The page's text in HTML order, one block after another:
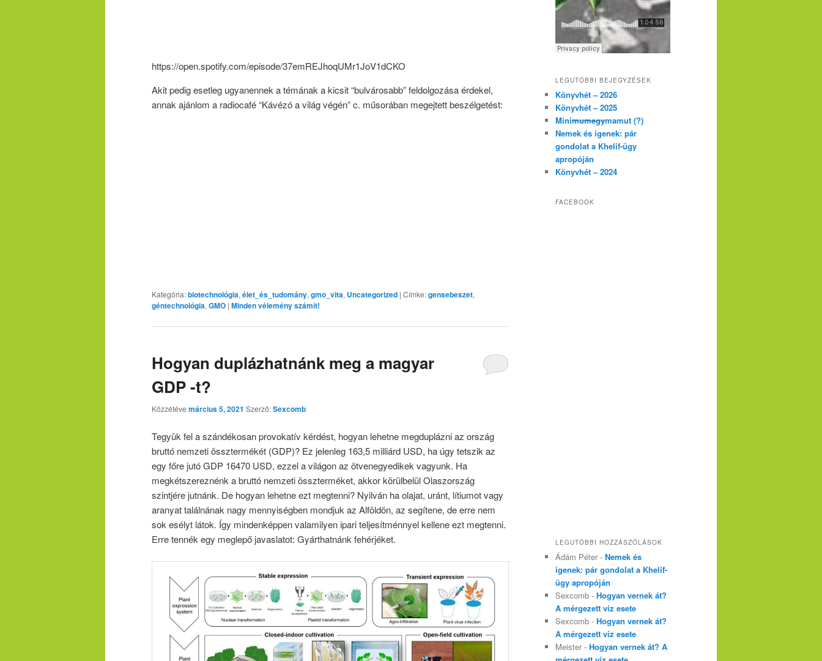
https://open.spotify.com/episode/37emREJhoqUMr1JoV1dCKO
Akit pedig esetleg ugyanennek a témának a kicsit “bulvárosabb” feldolgozása érdekel,
annak ajánlom a radiocafé “Kávézó a világ végén” c. műsorában megejtett beszélgetést:
Kategória:biotechnológia, élet_és_tudomány, gmo_vita, Uncategorized | Címke:gensebeszet,
géntechnológia, GMO | Minden vélemény számít!
Hogyan duplázhatnánk meg a magyar
GDP -t?
Közzétéve március 5, 2021 Szerző:Sexcomb
Tegyük fel a szándékosan provokatív kérdést, hogyan lehetne megduplázni az ország
bruttó nemzeti össztermékét (GDP)? Ez jelenleg 163,5 milliárd USD, ha úgy tetszik az
egy főre jutó GDP 16470 USD, ezzel a világon az ötvenegyedikek vagyunk. Ha
megkétszereznénk a bruttó nemzeti összterméket, akkor körülbelül Olaszország
szintjére jutnánk. De hogyan lehetne ezt megtenni? Nyilván ha olajat, uránt, lítiumot vagy
aranyat találnának nagy mennyiségben mondjuk az Alföldön, az segítene, de erre nem
sok esélyt látok. Így mindenképpen valamilyen ipari teljesítménnyel kellene ezt megtenni.
Erre tennék egy meglepő javaslatot: Gyárthatnánk fehérjéket.
LEGUTÓBBI BEJEGYZÉSEK
Könyvhét – 2026
Könyvhét – 2025
Minimumegymamut (?)
Nemek és igenek: pár
gondolat a Khelif-ügy
apropóján
Könyvhét – 2024
FACEBOOK
LEGUTÓBBI HOZZÁSZÓLÁSOK
Ádám Péter - Nemek és
igenek: pár gondolat a Khelif-
ügy apropóján
Sexcomb - Hogyan vernek át?
A mérgezett víz esete
Sexcomb - Hogyan vernek át?
A mérgezett víz esete
Meister - Hogyan vernek át? A